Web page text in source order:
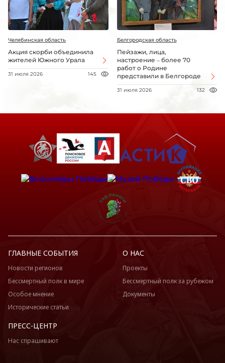
Челябинская область
Акция скорби объединила
жителей Южного Урала
31 июля 2026 145
Белгородская область
Пейзажи, лица,
настроение – более 70
работ о Родине
представили в Белгороде
31 июля 2026 132
ГЛАВНЫЕ СОБЫТИЯ
Новости регионов
Бессмертный полк в мире
Особое мнение
Исторические статьи
О НАС
Проекты
Бессмертный полк за рубежом
Документы
ПРЕСС-ЦЕНТР
Нас спрашивают